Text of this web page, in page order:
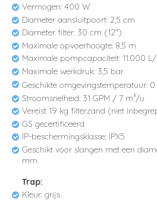
Vermogen: 400 W
Diameter aansluitpoort: 2,5 cm
Diameter filter: 30 cm (12")
Maximale opvoerhoogte: 8,5 m
Maximale pompcapaciteit: 11.000
Maximale werkdruk: 3,5 bar
Geschikte omgevingstemperatuur:
Stroomsnelheid: 31 GPM / 7 m³/u
Vereist 19 kg filterzand (niet
GS gecertificeerd
IP-beschermingsklasse: IPX5
Geschikt voor slangen met een
mm
Trap:
Kleur: grijs